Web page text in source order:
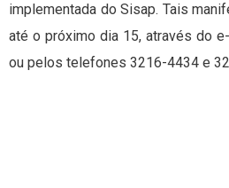
implementada do Sisap. Tais
até o próximo dia 15, através do
ou pelos telefones 3216-4434 e